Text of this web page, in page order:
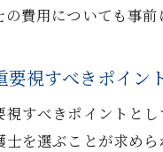
の費用についても事
要視すべきポイン
視すべきポイントと
士を選ぶことが求め